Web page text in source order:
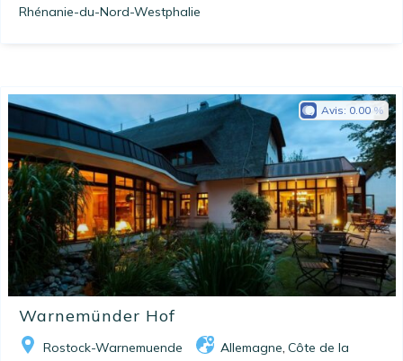
Rhénanie-du-Nord-Westphalie
Warnemünder Hof
Rostock-Warnemuende Allemagne, Côte de la
Avis: 0.00